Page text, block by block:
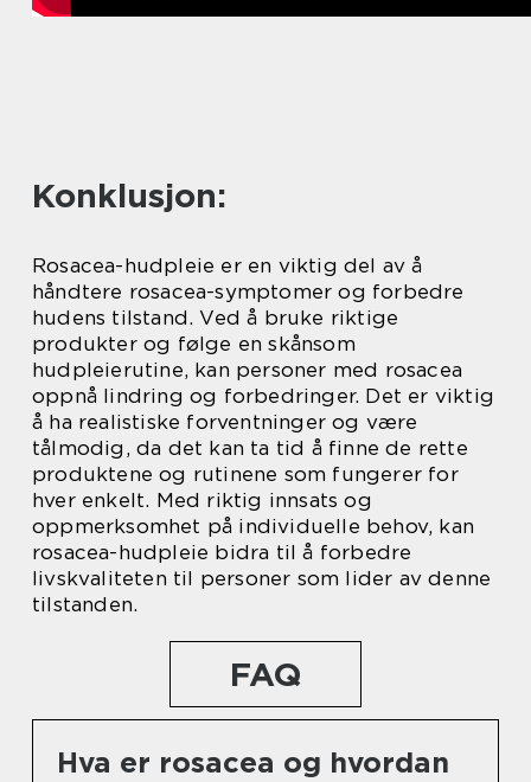
Konklusjon:
Rosacea-hudpleie er en viktig del av å
håndtere rosacea-symptomer og forbedre
hudens tilstand. Ved å bruke riktige
produkter og følge en skånsom
hudpleierutine, kan personer med rosacea
oppnå lindring og forbedringer. Det er viktig
å ha realistiske forventninger og være
tålmodig, da det kan ta tid å finne de rette
produktene og rutinene som fungerer for
hver enkelt. Med riktig innsats og
oppmerksomhet på individuelle behov, kan
rosacea-hudpleie bidra til å forbedre
livskvaliteten til personer som lider av denne
tilstanden.
FAQ
Hva er rosacea og hvordan